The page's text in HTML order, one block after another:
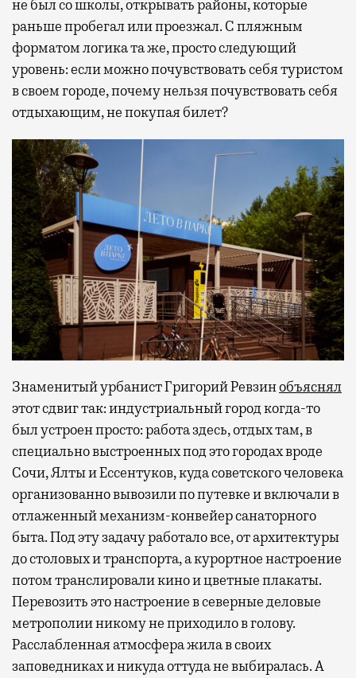
не был со школы, открывать районы, которые
раньше пробегал или проезжал. С пляжным
форматом логика та же, просто следующий
уровень: если можно почувствовать себя туристом
в своем городе, почему нельзя почувствовать себя
отдыхающим, не покупая билет?
Знаменитый урбанист Григорий Ревзинобъяснял
этот сдвиг так: индустриальный город когда-то
был устроен просто: работа здесь, отдых там, в
специально выстроенных под это городах вроде
Сочи, Ялты и Ессентуков, куда советского человека
организованно вывозили по путевке и включали в
отлаженный механизм-конвейер санаторного
быта. Под эту задачу работало все, от архитектуры
до столовых и транспорта, а курортное настроение
потом транслировали кино и цветные плакаты.
Перевозить это настроение в северные деловые
метрополии никому не приходило в голову.
Расслабленная атмосфера жила в своих
заповедниках и никуда оттуда не выбиралась. А